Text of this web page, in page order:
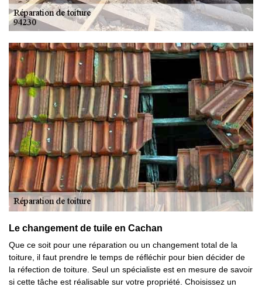
Le changement de tuile en Cachan
Que ce soit pour une réparation ou un changement total de la
toiture, il faut prendre le temps de réfléchir pour bien décider de
la réfection de toiture. Seul un spécialiste est en mesure de savoir
si cette tâche est réalisable sur votre propriété. Choisissez un